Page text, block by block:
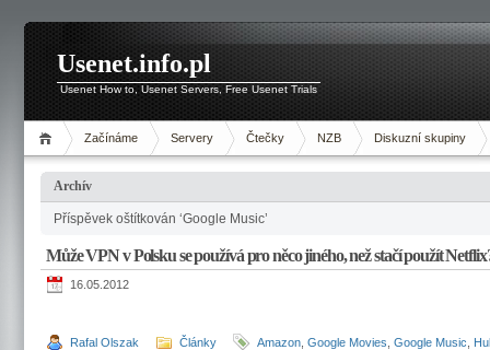
Usenet.info.pl
Usenet How to, Usenet Servers, Free Usenet Trials
Začínáme Servery Čtečky NZB Diskuzní skupiny
Archív
Příspěvek oštítkován ‘Google Music’
Může VPN v Polsku se používá pro něco jiného, ​​než stačí použít
16.05.2012
Rafal Olszak Články Amazon Google Movies Google Music